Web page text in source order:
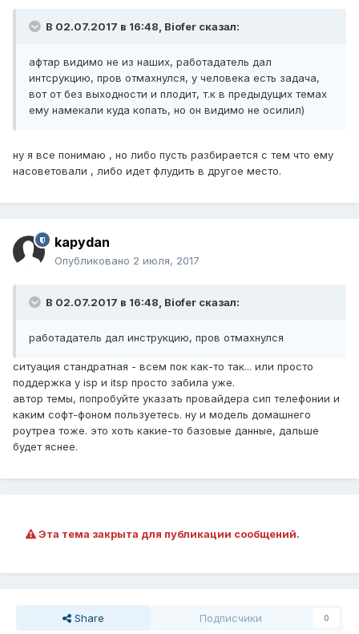
В 02.07.2017 в 16:48, Biofer сказал:
афтар видимо не из наших, работадатель дал
интсрукцию, пров отмахнулся, у человека есть задача,
вот от без выходности и плодит, т.к в предыдущих темах
ему намекали куда копать, но он видимо не осилил)
ну я все понимаю , но либо пусть разбирается с тем что ему
насоветовали , либо идет флудить в другое место.
kapydan
Опубликовано 2 июля, 2017
В 02.07.2017 в 16:48, Biofer сказал:
работадатель дал инструкцию, пров отмахнулся
ситуация стандратная - всем пок как-то так... или просто
поддержка у isp и itsp просто забила уже.
автор темы, попробуйте указать провайдера сип телефонии и
каким софт-фоном пользуетесь. ну и модель домашнего
роутреа тоже. это хоть какие-то базовые данные, дальше
будет яснее.
Эта тема закрыта для публикации сообщений.
Share Подписчики 0